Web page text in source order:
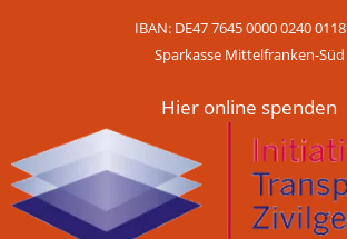
IBAN: DE47 7645 0000 0240
Sparkasse Mittelfranken-Süd
Hier online spenden